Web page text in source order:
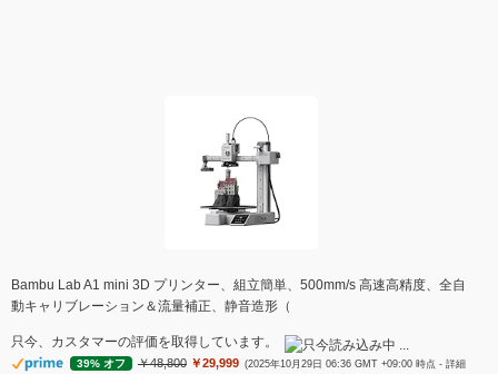
Bambu Lab A1 mini 3D プリンター、組立簡単、500mm/s 高速高精度、全自
動キャリブレーション＆流量補正、静音造形（
只今、カスタマーの評価を取得しています。
39% オフ ￥48,800 ￥29,999 (2025年10月29日 06:36 GMT +09:00 時点 -詳細